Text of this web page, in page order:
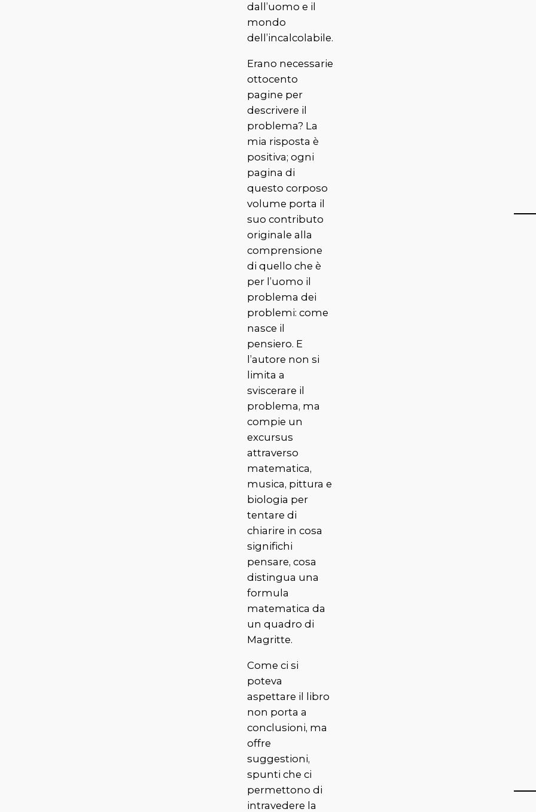
dall’uomo e il
mondo
dell’incalcolabile.
Erano necessarie
ottocento
pagine per
descrivere il
problema? La
mia risposta è
positiva; ogni
pagina di
questo corposo
volume porta il
suo contributo
originale alla
comprensione
di quello che è
per l’uomo il
problema dei
problemi: come
nasce il
pensiero. E
l’autore non si
limita a
sviscerare il
problema, ma
compie un
excursus
attraverso
matematica,
musica, pittura e
biologia per
tentare di
chiarire in cosa
significhi
pensare, cosa
distingua una
formula
matematica da
un quadro di
Magritte.
Come ci si
poteva
aspettare il libro
non porta a
conclusioni, ma
offre
suggestioni,
spunti che ci
permettono di
intravedere la